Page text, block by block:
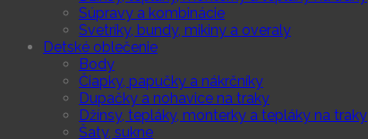
Súpravy a kombinácie
Svetríky, bundy, mikiny a overaly
Detské oblečenie
Body
Čiapky, papučky a nákrčníky
Dupačky a nohavice na traky
Džínsy, tepláky, monterky a tepláky na traky
Šaty, sukne